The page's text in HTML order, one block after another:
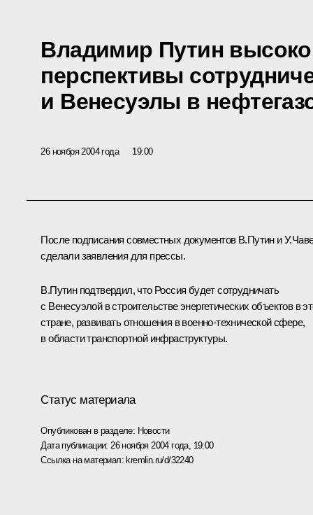
Владимир Путин
перспективы
и Венесуэлы в
26 ноября 2004 года 19:00
После подписания совместных документов В.Путин и
сделали заявления для прессы.
В.Путин подтвердил, что Россия будет сотрудничать
с Венесуэлой в строительстве энергетических объектов в
стране, развивать отношения в военно-технической сфере,
в области транспортной инфраструктуры.
Статус материала
Опубликован в разделе: Новости
Дата публикации: 26 ноября 2004 года, 19:00
Ссылка на материал:kremlin.ru/d/32240